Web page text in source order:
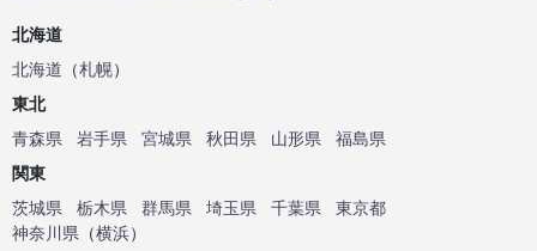
北海道
北海道 （札幌）
東北
青森県
岩手県 宮城県 秋田県 山形県
福島県
関東
茨城県
栃木県 群馬県 埼玉県 千葉県
東京都
神奈川県 （横浜）